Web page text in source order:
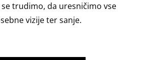
trudimo, da uresničimo vse
vizije ter sanje.